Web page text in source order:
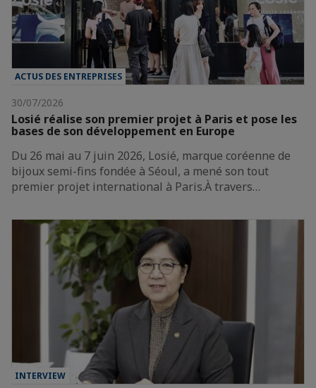
ACTUS DES ENTREPRISES
30/07/2026
Losié réalise son premier projet à Paris et pose les
bases de son développement en Europe
Du 26 mai au 7 juin 2026, Losié, marque coréenne de
bijoux semi-fins fondée à Séoul, a mené son tout
premier projet international à Paris.À travers…
INTERVIEW